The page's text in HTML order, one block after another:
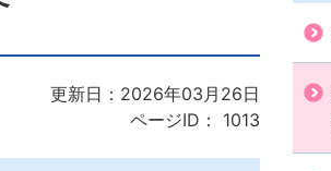
更新日：2026年03月26日
ページID：
1013